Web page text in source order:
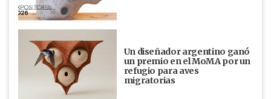
Un diseñador argentino ganó
un premio en el MoMA por un
refugio para aves
migratorias